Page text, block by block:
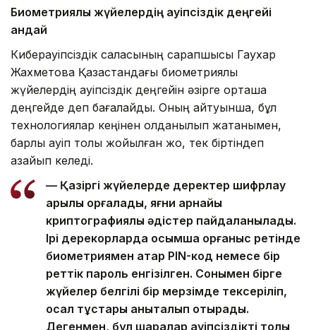
Биометриялық жүйелердің қауіпсіздік деңгейі
қандай
Киберқауіпсіздік саласының сарапшысы Гаухар
Жахметова Қазақстандағы биометриялық
жүйелердің қауіпсіздік деңгейін әзірге орташа
деңгейде деп бағалайды. Оның айтуынша, бұл
технологиялар кеңінен қолданылып жатқанымен,
барлық қауіп толық жойылған жоқ, тек біртіндеп
азайып келеді.
— Қазіргі жүйелерде деректер шифрлау
арқылы қорғалады, яғни арнайы
криптографиялық әдістер пайдаланылады.
Ірі дерекқорларда қосымша қорғаныс ретінде
биометриямен қатар PIN-код немесе бір
реттік пароль енгізілген. Сонымен бірге
жүйелер белгілі бір мерзімде тексеріліп,
осал тұстары анықталып отырады.
Дегенмен, бұл шаралар қауіпсіздікті толық